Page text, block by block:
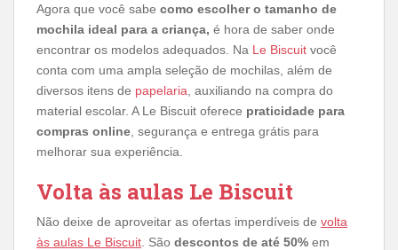
Agora que você sabe como escolher o tamanho de
mochila ideal para a criança, é hora de saber onde
encontrar os modelos adequados. Na Le Biscuit você
conta com uma ampla seleção de mochilas, além de
diversos itens de papelaria , auxiliando na compra do
material escolar. A Le Biscuit oferece praticidade para
compras online , segurança e entrega grátis para
melhorar sua experiência.
Volta às aulas Le Biscuit
Não deixe de aproveitar as ofertas imperdíveis de volta
às aulas Le Biscuit . São descontos de até 50% em